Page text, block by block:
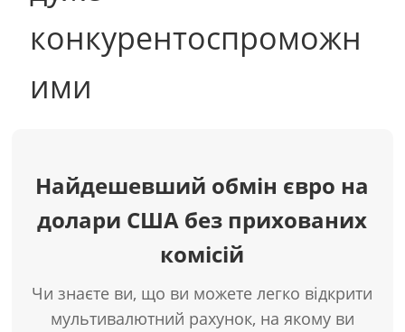
конкурентоспроможн
ими
Найдешевший обмін євро на
долари США без прихованих
комісій
Чи знаєте ви, що ви можете легко відкрити
мультивалютний рахунок, на якому ви